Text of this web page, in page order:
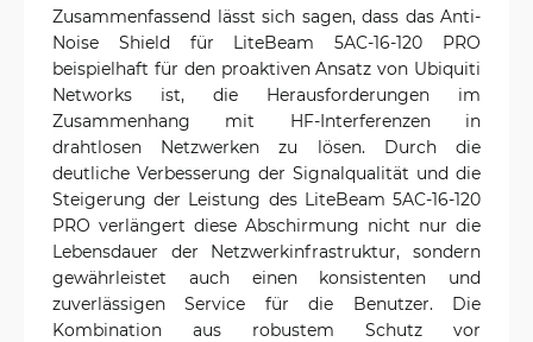
Zusammenfassend lässt sich sagen, dass das Anti-
Noise Shield für LiteBeam 5AC-16-120 PRO
beispielhaft für den proaktiven Ansatz von Ubiquiti
Networks ist, die Herausforderungen im
Zusammenhang mit HF-Interferenzen in
drahtlosen Netzwerken zu lösen. Durch die
deutliche Verbesserung der Signalqualität und die
Steigerung der Leistung des LiteBeam 5AC-16-120
PRO verlängert diese Abschirmung nicht nur die
Lebensdauer der Netzwerkinfrastruktur, sondern
gewährleistet auch einen konsistenten und
zuverlässigen Service für die Benutzer. Die
Kombination aus robustem Schutz vor